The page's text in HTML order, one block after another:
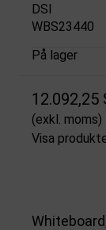
DSI
WBS23440
På lager
12.092,25
(exkl. moms)
Visa